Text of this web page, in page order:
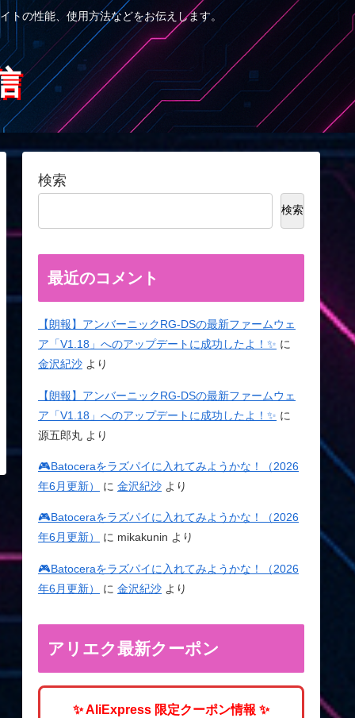
の性能、使用方法などをお伝えします。
検索
検索
最近のコメント
【朗報】アンバーニックRG-DSの最新ファームウェ
ア「V1.18」へのアップデートに成功したよ！✨ に
金沢紀沙 より
【朗報】アンバーニックRG-DSの最新ファームウェ
ア「V1.18」へのアップデートに成功したよ！✨ に
源五郎丸 より
🎮Batoceraをラズパイに入れてみようかな！（2026
年6月更新）
に 金沢紀沙 より
🎮Batoceraをラズパイに入れてみようかな！（2026
年6月更新）
に mikakunin より
🎮Batoceraをラズパイに入れてみようかな！（2026
年6月更新）
に 金沢紀沙 より
アリエク最新クーポン
✨ AliExpress 限定クーポン情報 ✨